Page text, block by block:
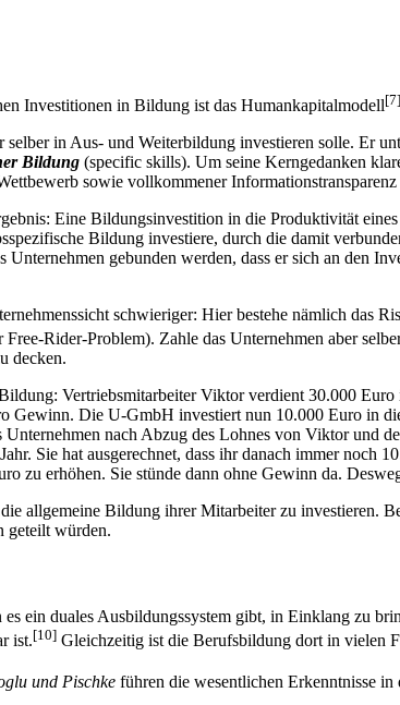
Investitionen in Bildung ist das Humankapitalmodell[7]
in Aus- und Weiterbildung investieren solle. Er
Bildung (specific skills). Um seine Kerngedanken
sowie vollkommener
Eine Bildungsinvestition in die Produktivität
Bildung investiere, durch die damit
gebunden werden, dass er sich an den
schwieriger: Hier bestehe nämlich das
Free-Rider-Problem). Zahle das Unternehmen aber
decken.
Vertriebsmitarbeiter Viktor verdient 30.000
Gewinn. Die U-GmbH investiert nun 10.000 Euro in
nach Abzug des Lohnes von Viktor
Sie hat ausgerechnet, dass ihr danach immer noch
zu erhöhen. Sie stünde dann ohne Gewinn da.
allgemeine Bildung ihrer Mitarbeiter zu investieren.
geteilt würden.
ein duales Ausbildungssystem gibt, in Einklang zu
ist.[10] Gleichzeitig ist die Berufsbildung dort in vielen
und Pischke führen die wesentlichen Erkenntnisse